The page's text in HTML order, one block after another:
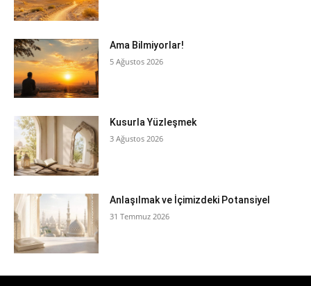
Ama Bilmiyorlar!
5 Ağustos 2026
Kusurla Yüzleşmek
3 Ağustos 2026
Anlaşılmak ve İçimizdeki Potansiyel
31 Temmuz 2026